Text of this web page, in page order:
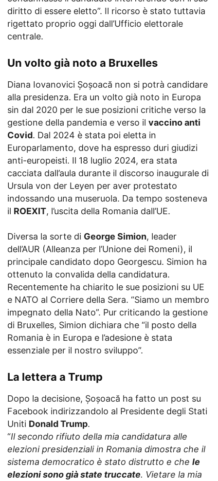
diritto di essere eletto”. Il ricorso è stato tuttavia
rigettato proprio oggi dall’Ufficio elettorale
centrale.
Un volto già noto a Bruxelles
Diana Iovanovici Șoșoacă non si potrà candidare
alla presidenza. Era un volto già noto in Europa
sin dal 2020 per le sue posizioni critiche verso la
gestione della pandemia e verso il vaccino anti
Covid. Dal 2024 è stata poi eletta in
Europarlamento, dove ha espresso duri giudizi
anti-europeisti. Il 18 luglio 2024, era stata
cacciata dall’aula durante il discorso inaugurale di
Ursula von der Leyen per aver protestato
indossando una museruola. Da tempo sosteneva
il ROEXIT, l’uscita della Romania dall’UE.
Diversa la sorte di George Simion, leader
dell’AUR (Alleanza per l’Unione dei Romeni), il
principale candidato dopo Georgescu. Simion ha
ottenuto la convalida della candidatura.
Recentemente ha chiarito le sue posizioni su UE
e NATO al Corriere della Sera. “Siamo un membro
impegnato della Nato”. Pur criticando la gestione
di Bruxelles, Simion dichiara che “il posto della
Romania è in Europa e l’adesione è stata
essenziale per il nostro sviluppo”.
La lettera a Trump
Dopo la decisione, Șoșoacă ha fatto un post su
Facebook indirizzandolo al Presidente degli Stati
Uniti Donald Trump.
“Il secondo rifiuto della mia candidatura alle
elezioni presidenziali in Romania dimostra che il
sistema democratico è stato distrutto e che le
elezioni sono già state truccate. Vietare la mia